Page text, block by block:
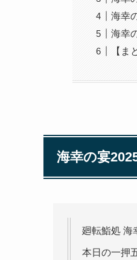
海幸
海幸
【
海幸の宴
廻転鮨処 海
本日の一押